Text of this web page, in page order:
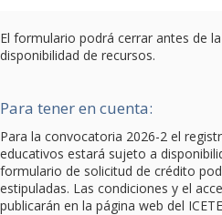
El formulario podrá cerrar antes de
disponibilidad de recursos.
Para tener en cuenta:
Para la convocatoria 2026-2 el
educativos estará sujeto a
formulario de solicitud de crédito
estipuladas. Las condiciones y el
publicarán en la página web del